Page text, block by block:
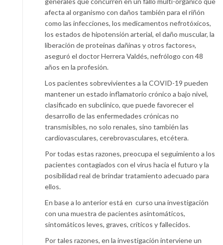
afecta al organismo con daños también para el riñón
como las infecciones, los medicamentos nefrotóxicos,
los estados de hipotensión arterial, el daño muscular, la
liberación de proteínas dañinas y otros factores»,
aseguró el doctor Herrera Valdés, nefrólogo con 48
años en la profesión.
Los pacientes sobrevivientes a la COVID-19 pueden
mantener un estado inflamatorio crónico a bajo nivel,
clasificado en subclínico, que puede favorecer el
desarrollo de las enfermedades crónicas no
transmisibles, no solo renales, sino también las
cardiovasculares, cerebrovasculares, etcétera.
Por todas estas razones, preocupa el seguimiento a los
pacientes contagiados con el virus hacia el futuro y la
posibilidad real de brindar tratamiento adecuado para
ellos.
En base a lo anterior está en curso una investigación
con una muestra de pacientes asintomáticos,
sintomáticos leves, graves, críticos y fallecidos.
Por tales razones, en la investigación interviene un